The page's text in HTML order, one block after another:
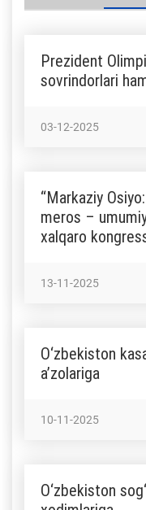
Prezident
sovrindorlari
03-12-2025
“Markaziy
meros –
xalqaro
13-11-2025
O‘zbekiston
a’zolariga
10-11-2025
​​​​​​​O‘zbekiston